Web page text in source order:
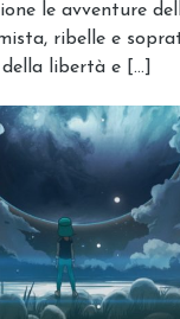
le avventure
ribelle e
della libertà e […]